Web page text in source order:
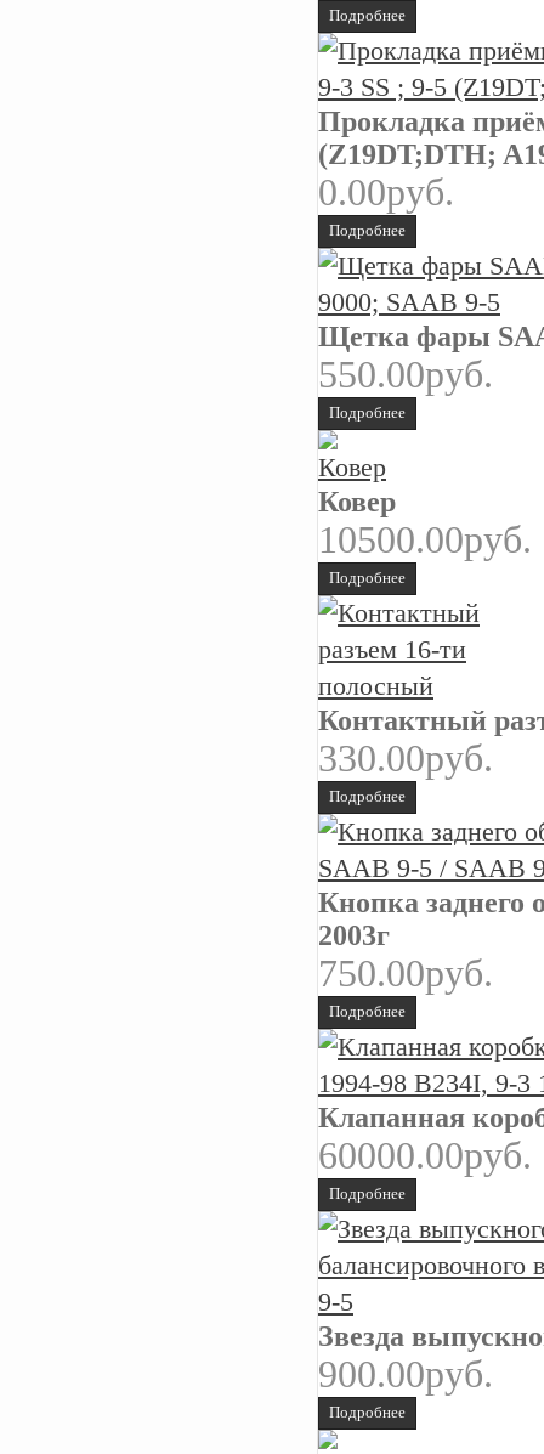
Подробнее
Прокладка
(Z19DT;DTH;
0.00руб.
Подробнее
Щетка фары
550.00руб.
Подробнее
Ковер
10500.00руб.
Подробнее
Контактный
330.00руб.
Подробнее
Кнопка заднего
2003г
750.00руб.
Подробнее
Клапанная
60000.00руб.
Подробнее
Звезда
900.00руб.
Подробнее